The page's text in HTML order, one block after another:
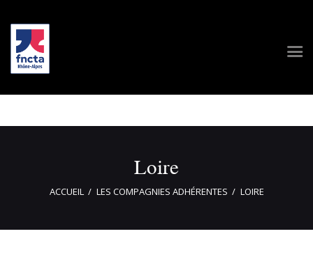
Loire
ACCUEIL LES COMPAGNIES ADHÉRENTES LOIRE